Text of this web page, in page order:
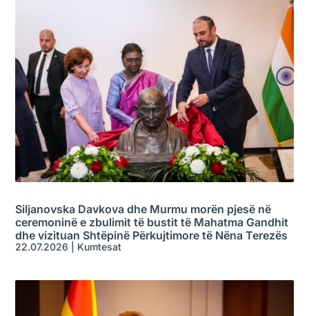
Siljanovska Davkova dhe Murmu morën pjesë në
ceremoninë e zbulimit të bustit të Mahatma Gandhit
dhe vizituan Shtëpinë Përkujtimore të Nëna Terezës
22.07.2026 Kumtesat